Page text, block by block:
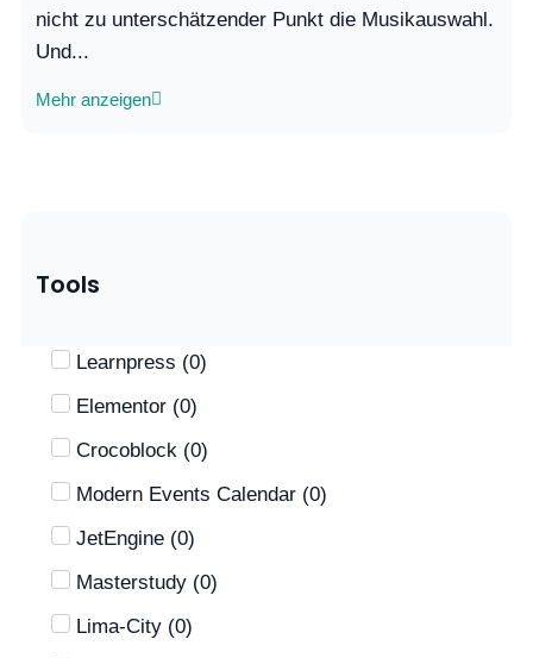
nicht zu unterschätzender Punkt die Musikauswahl.
Und...
Mehr anzeigen
Tools
Learnpress (0)
Elementor (0)
Crocoblock (0)
Modern Events Calendar (0)
JetEngine (0)
Masterstudy (0)
Lima-City (0)